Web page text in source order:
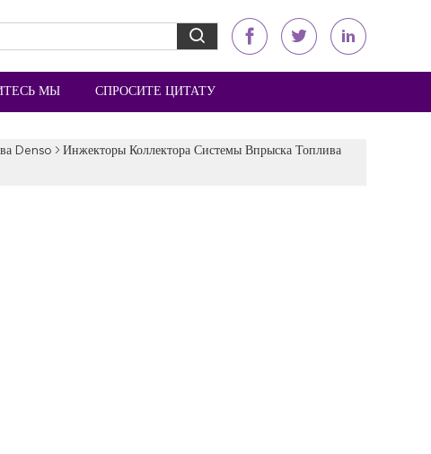
МЫ СПРОСИТЕ ЦИТАТУ
Denso
Инжекторы Коллектора Системы Впрыска Топлива